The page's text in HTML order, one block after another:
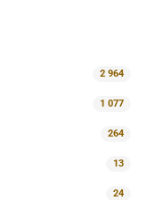
2 964
1 077
264
13
24